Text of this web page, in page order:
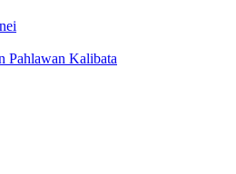
Pahlawan Kalibata